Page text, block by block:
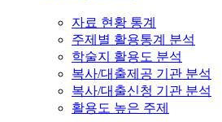
자료 현황 통계
주제별 활용통계 분석
학술지 활용도 분석
복사/대출제공 기관 분석
복사/대출신청 기관 분석
활용도 높은 주제